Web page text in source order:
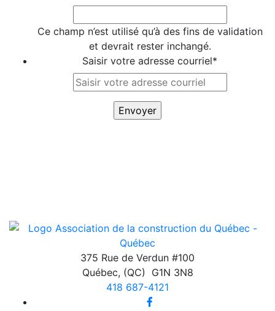
Ce champ n’est utilisé qu’à des fins de validation
et devrait rester inchangé.
Saisir votre adresse courriel*
375 Rue de Verdun #100
Québec, (QC)
G1N 3N8
418 687-4121